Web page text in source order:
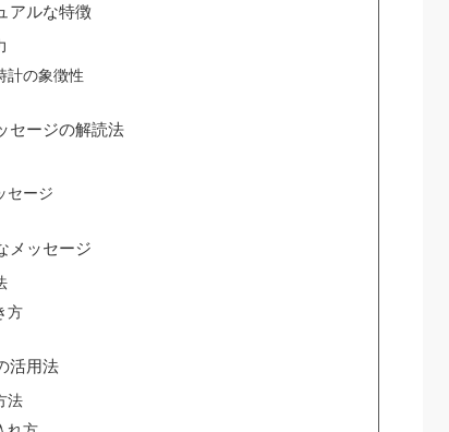
アルな特徴
計の象徴性
セージの解読法
セージ
メッセージ
方
活用法
法